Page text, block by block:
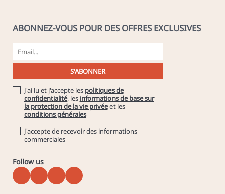
ABONNEZ-VOUS POUR DES OFFRES EXCLUSIVES
J'ai lu et j'accepte les politiques de
confidentialité, les informations de base sur
la protection de la vie privéeet les
conditions générales
J'accepte de recevoir des informations
commerciales
Follow us